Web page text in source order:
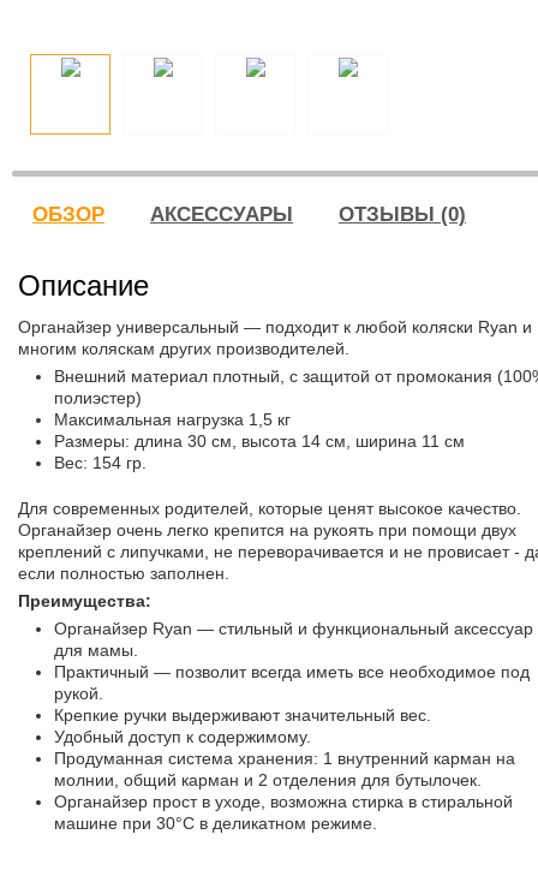
ОБЗОР АКСЕССУАРЫ ОТЗЫВЫ (0)
Описание
Органайзер универсальный — подходит к любой коляски Ryan и
многим коляскам других производителей.
Внешний материал плотный, с защитой от промокания
полиэстер)
Максимальная нагрузка 1,5 кг
Размеры: длина 30 см, высота 14 см, ширина 11 см
Вес: 154 гр.
Для современных родителей, которые ценят высокое качество.
Органайзер очень легко крепится на рукоять при помощи двух
креплений с липучками, не переворачивается и не провисает -
если полностью заполнен.
Преимущества:
Органайзер Ryan — стильный и функциональный аксессуар
для мамы.
Практичный — позволит всегда иметь все необходимое под
рукой.
Крепкие ручки выдерживают значительный вес.
Удобный доступ к содержимому.
Продуманная система хранения: 1 внутренний карман на
молнии, общий карман и 2 отделения для бутылочек.
Органайзер прост в уходе, возможна стирка в стиральной
машине при 30°С в деликатном режиме.